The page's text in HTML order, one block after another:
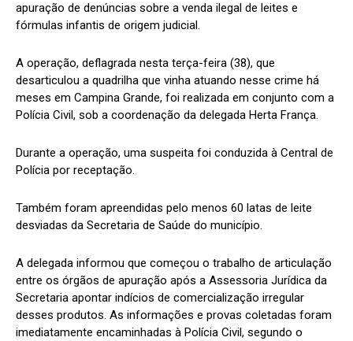
apuração de denúncias sobre a venda ilegal de leites e
fórmulas infantis de origem judicial.
A operação, deflagrada nesta terça-feira (38), que
desarticulou a quadrilha que vinha atuando nesse crime há
meses em Campina Grande, foi realizada em conjunto com a
Polícia Civil, sob a coordenação da delegada Herta França.
Durante a operação, uma suspeita foi conduzida à Central de
Polícia por receptação.
Também foram apreendidas pelo menos 60 latas de leite
desviadas da Secretaria de Saúde do município.
A delegada informou que começou o trabalho de articulação
entre os órgãos de apuração após a Assessoria Jurídica da
Secretaria apontar indícios de comercialização irregular
desses produtos. As informações e provas coletadas foram
imediatamente encaminhadas à Polícia Civil, segundo o